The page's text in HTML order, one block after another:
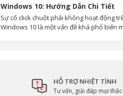
Windows 10: Hướng Dẫn Chi Tiết
Sự cố click chuột phải không hoạt động
Windows 10 là một vấn đề khá phổ biến
HỖ TRỢ NHIỆT TÌNH
Tư vấn, giải đáp mọi